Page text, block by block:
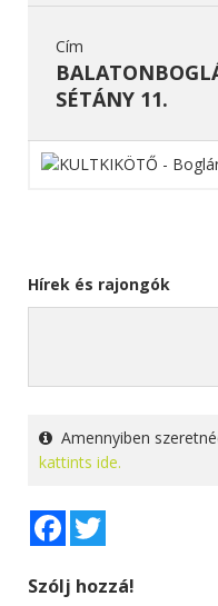
Cím
SÉTÁNY 11.
Hírek és rajongók
Amennyiben
kattints ide.
Facebook
Szólj hozzá!